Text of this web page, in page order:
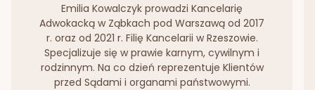
Emilia Kowalczyk prowadzi Kancelarię
Adwokacką w Ząbkach pod Warszawą od 2017
r. oraz od 2021 r. Filię Kancelarii w Rzeszowie.
Specjalizuje się w prawie karnym, cywilnym i
rodzinnym. Na co dzień reprezentuje Klientów
przed Sądami i organami państwowymi.